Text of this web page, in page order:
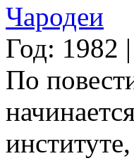
Чародеи
Год:
По